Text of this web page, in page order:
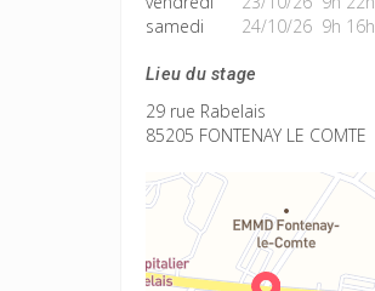
samedi
24/10/26 9h 16h
Lieu du stage
29 rue Rabelais
85205 FONTENAY LE COMTE